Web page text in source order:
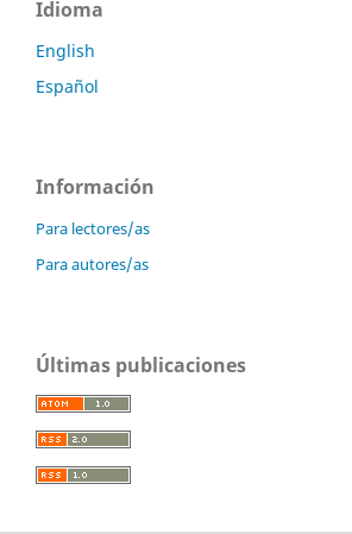
Idioma
English
Español
Información
Para lectores/as
Para autores/as
Últimas publicaciones